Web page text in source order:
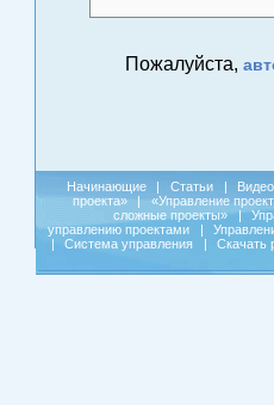
Пожалуйста,
Начинающие | Статьи | Видео
проекта»
| «Управление
сложные проекты»
|
управлению проектами
|
|
Система управления | Скачать